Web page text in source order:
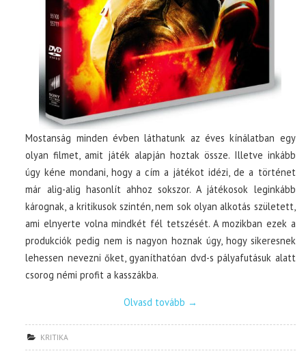
Mostanság minden évben láthatunk az éves kínálatban egy
olyan filmet, amit játék alapján hoztak össze. Illetve inkább
úgy kéne mondani, hogy a cím a játékot idézi, de a történet
már alig-alig hasonlít ahhoz sokszor. A játékosok leginkább
kárognak, a kritikusok szintén, nem sok olyan alkotás született,
ami elnyerte volna mindkét fél tetszését. A mozikban ezek a
produkciók pedig nem is nagyon hoznak úgy, hogy sikeresnek
lehessen nevezni őket, gyaníthatóan dvd-s pályafutásuk alatt
csorog némi profit a kasszákba.
Olvasd tovább →
KRITIKA